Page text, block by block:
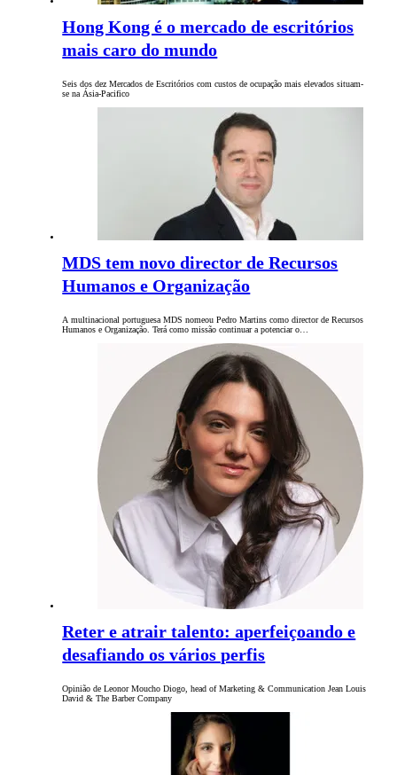
Hong Kong é o mercado de escritórios
mais caro do mundo
Seis dos dez Mercados de Escritórios com custos de ocupação mais elevados situam-
se na Ásia-Pacifico
MDS tem novo director de Recursos
Humanos e Organização
A multinacional portuguesa MDS nomeou Pedro Martins como director de Recursos
Humanos e Organização. Terá como missão continuar a potenciar o…
Reter e atrair talento: aperfeiçoando e
desafiando os vários perfis
Opinião de Leonor Moucho Diogo, head of Marketing & Communication Jean Louis
David & The Barber Company